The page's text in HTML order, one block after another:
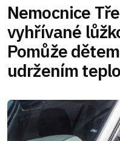
Nemocnice
vyhřívané
Pomůže
udržením